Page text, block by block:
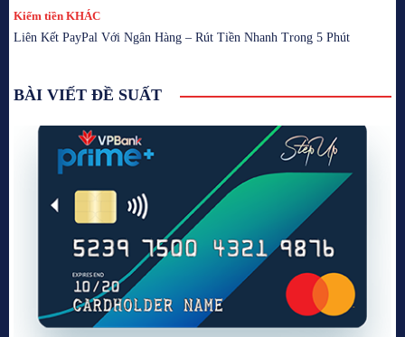
Kiếm tiền KHÁC
Liên Kết PayPal Với Ngân Hàng – Rút Tiền Nhanh Trong 5 Phút
BÀI VIẾT ĐỀ SUẤT